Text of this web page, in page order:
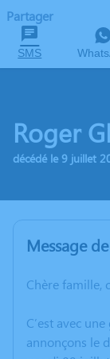
Partager
SMS
Roger
décédé le 9 juillet
Message
Chère famille,
C’est avec
annonçons le